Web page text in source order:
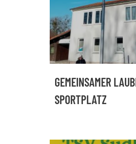
GEMEINSAMER
SPORTPLATZ